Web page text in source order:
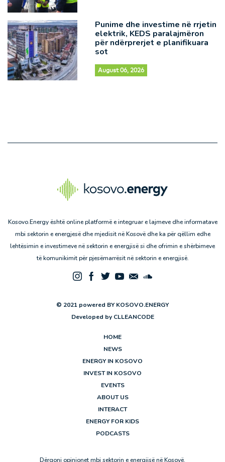
Punime dhe investime në rrjetin
elektrik, KEDS paralajmëron
për ndërprerjet e planifikuara
sot
August 06, 2026
Kosovo.Energy është online platformë e integruar e lajmeve dhe informatave
mbi sektorin e energjesë dhe mjedisit në Kosovë dhe ka për qëllim edhe
lehtësimin e investimeve në sektorin e energjisë si dhe ofrimin e shërbimeve
të komunikimit për pjesëmarrësit në sektorin e energjisë.
© 2021 powered BY KOSOVO.ENERGY
Developed by CLLEANCODE
HOME
NEWS
ENERGY IN KOSOVO
INVEST IN KOSOVO
EVENTS
ABOUT US
INTERACT
ENERGY FOR KIDS
PODCASTS
Dërgoni opinionet mbi sektorin e energjisë në Kosovë.